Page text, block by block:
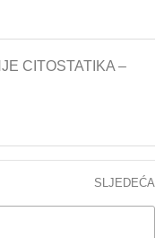
CITOSTATIKA –
SLJEDEĆA